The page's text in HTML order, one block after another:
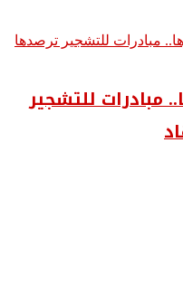
للتشجير